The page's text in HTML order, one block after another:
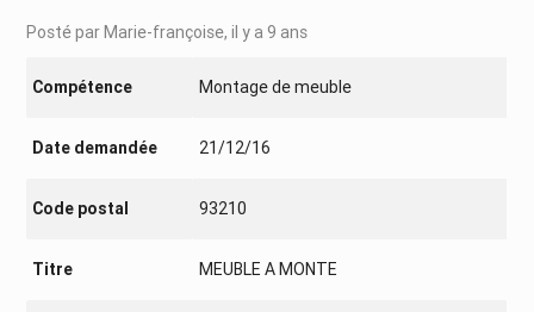
Posté par Marie-françoise, il y a 9 ans
Compétence Montage de meuble
Date demandée 21/12/16
Code postal 93210
Titre MEUBLE A MONTE